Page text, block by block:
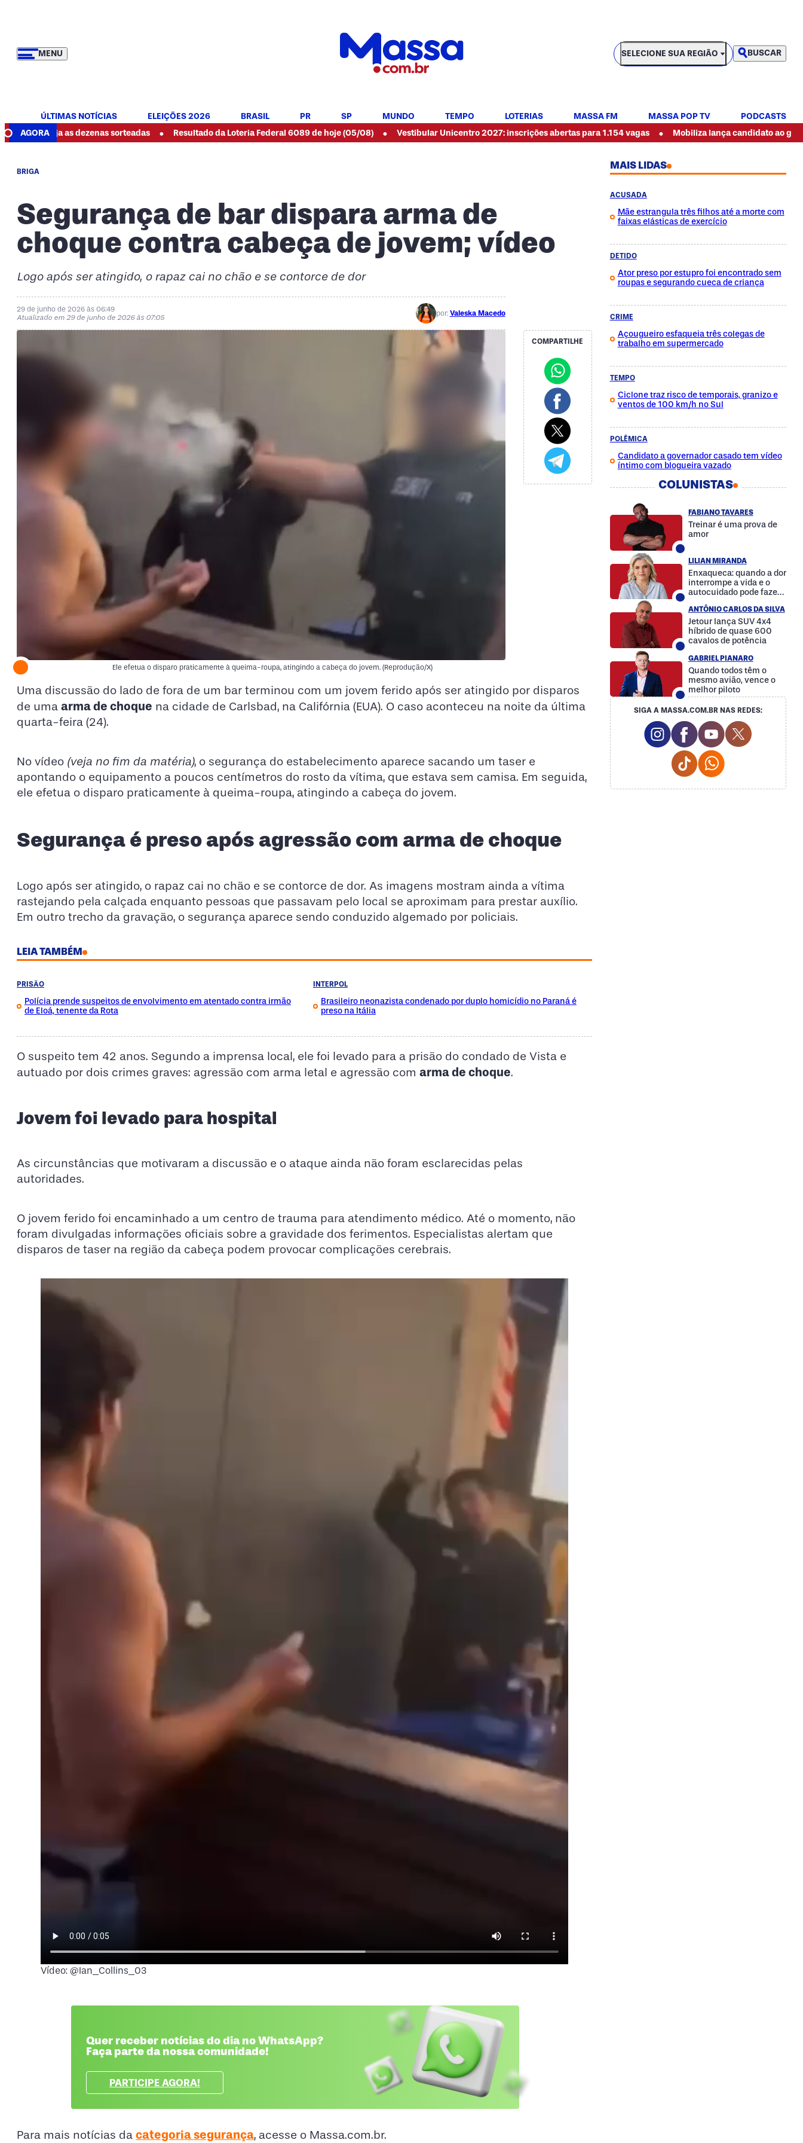
MENU
SELECIONE SUA REGIÃO
SELECIONE SUA REGIÃO BUSCAR
ÚLTIMAS NOTÍCIAS ELEIÇÕES 2026 BRASIL PR SP MUNDO TEMPO LOTERIAS MASSA FM MASSA POP TV
PODCASTS
AGORA
as dezenas sorteadas • Resultado da Loteria Federal 6089 de hoje (05/08) • Vestibular Unicentro 2027: inscrições abertas para 1.154 vagas • Mobiliza lança candidato ao governo do
BRIGA
Segurança de bar dispara arma de
choque contra cabeça de jovem; vídeo
Logo após ser atingido, o rapaz cai no chão e se contorce de dor
29 de junho de 2026 às 06:49
Atualizado em 29 de junho de 2026 às 07:05
por: Valeska Macedo
Ele efetua o disparo praticamente à queima-roupa, atingindo a cabeça do jovem. (Reprodução/X)
COMPARTILHE
Uma discussão do lado de fora de um bar terminou com um jovem ferido após ser atingido por disparos
de uma arma de choque na cidade de Carlsbad, na Califórnia (EUA). O caso aconteceu na noite da última
quarta-feira (24).
No vídeo (veja no fim da matéria), o segurança do estabelecimento aparece sacando um taser e
apontando o equipamento a poucos centímetros do rosto da vítima, que estava sem camisa. Em seguida,
ele efetua o disparo praticamente à queima-roupa, atingindo a cabeça do jovem.
Segurança é preso após agressão com arma de choque
Logo após ser atingido, o rapaz cai no chão e se contorce de dor. As imagens mostram ainda a vítima
rastejando pela calçada enquanto pessoas que passavam pelo local se aproximam para prestar auxílio.
Em outro trecho da gravação, o segurança aparece sendo conduzido algemado por policiais.
LEIA TAMBÉM
PRISÃO
Polícia prende suspeitos de envolvimento em atentado contra irmão
de Eloá, tenente da Rota
INTERPOL
Brasileiro neonazista condenado por duplo homicídio no Paraná é
preso na Itália
O suspeito tem 42 anos. Segundo a imprensa local, ele foi levado para a prisão do condado de Vista e
autuado por dois crimes graves: agressão com arma letal e agressão com arma de choque.
Jovem foi levado para hospital
As circunstâncias que motivaram a discussão e o ataque ainda não foram esclarecidas pelas
autoridades.
O jovem ferido foi encaminhado a um centro de trauma para atendimento médico. Até o momento, não
foram divulgadas informações oficiais sobre a gravidade dos ferimentos. Especialistas alertam que
disparos de taser na região da cabeça podem provocar complicações cerebrais.
Vídeo: @Ian_Collins_03
Quer receber notícias do dia no WhatsApp?
Faça parte da nossa comunidade!
PARTICIPE AGORA!
Para mais notícias da categoria segurança, acesse o Massa.com.br.
MAIS LIDAS
ACUSADA
Mãe estrangula três filhos até a morte com
faixas elásticas de exercício
DETIDO
Ator preso por estupro foi encontrado sem
roupas e segurando cueca de criança
CRIME
Açougueiro esfaqueia três colegas de
trabalho em supermercado
TEMPO
Ciclone traz risco de temporais, granizo e
ventos de 100 km/h no Sul
POLÊMICA
Candidato a governador casado tem vídeo
íntimo com blogueira vazado
COLUNISTAS
FABIANO TAVARES
Treinar é uma prova de
amor
LILIAN MIRANDA
Enxaqueca: quando a dor
interrompe a vida e o
autocuidado pode fazer
ANTÔNIO CARLOS DA SILVA
Jetour lança SUV 4x4
híbrido de quase 600
cavalos de potência
GABRIEL PIANARO
Quando todos têm o
mesmo avião, vence o
melhor piloto
SIGA A MASSA.COM.BR NAS REDES:
Instagram Social Media
Facebook Social Media
Youtube Social
Twitter
Tiktok Social Media
Whatsapp